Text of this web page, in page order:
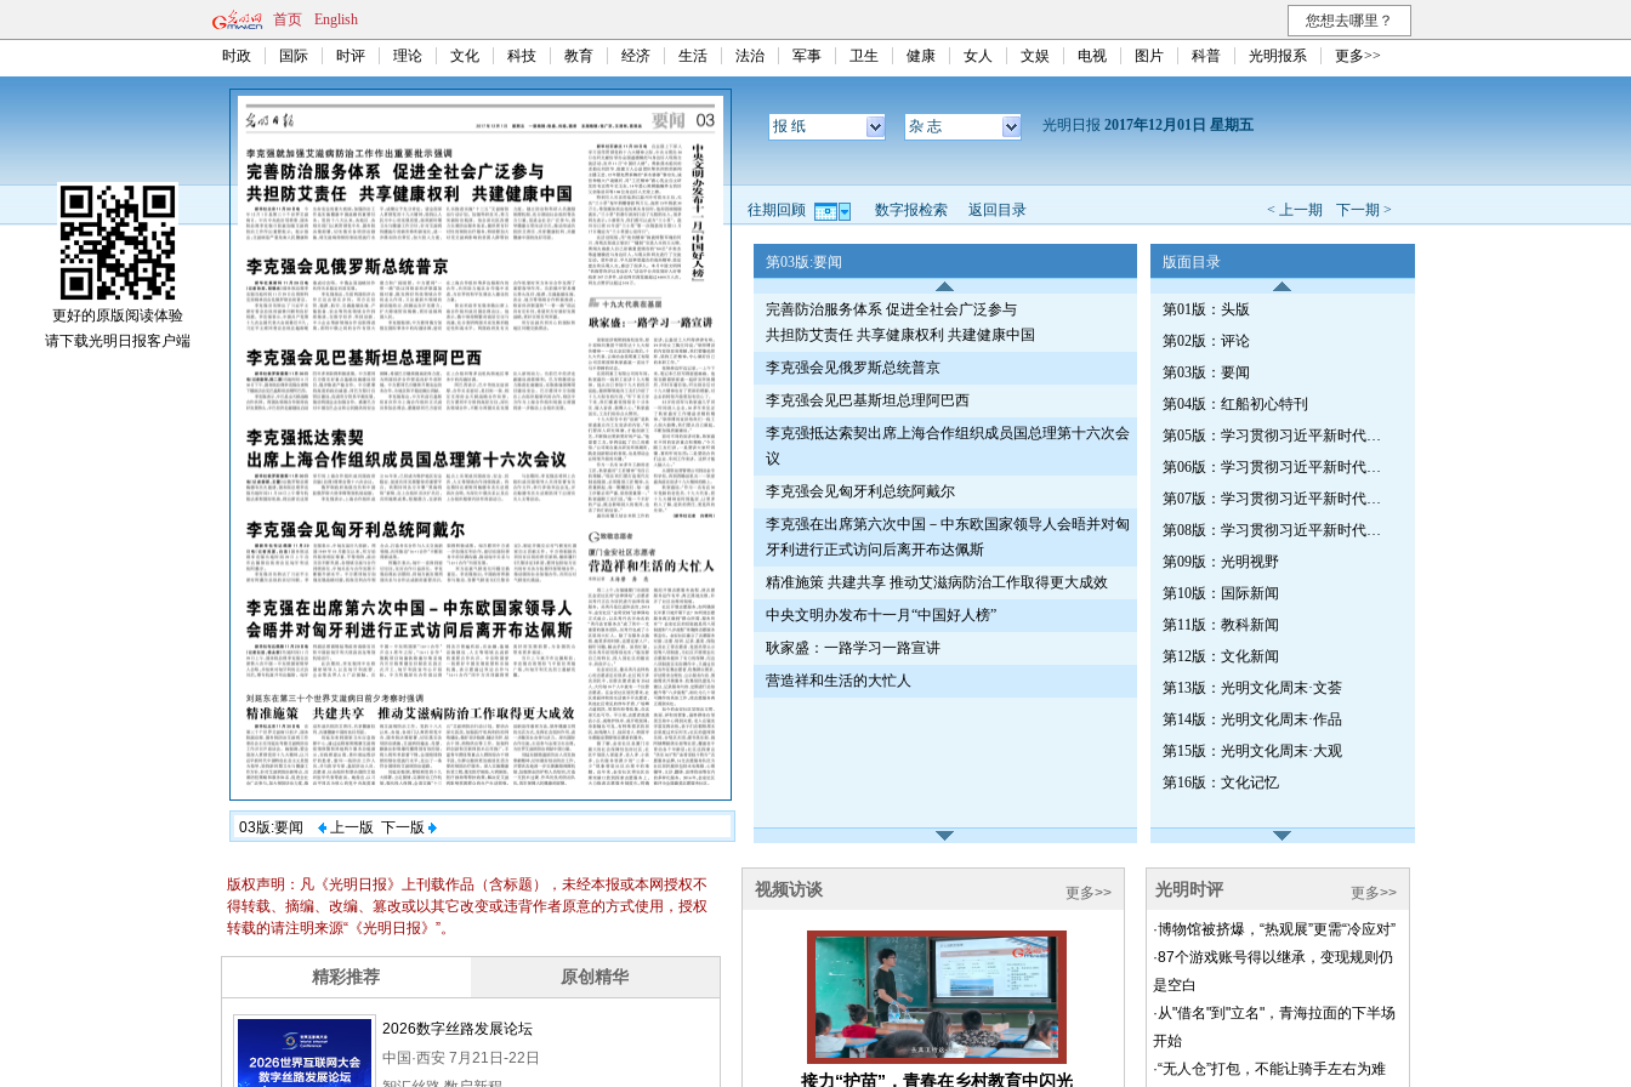
首页 English 您想去哪里？
时政 国际 时评 理论 文化 科技 教育 经济 生活 法治 军事 卫生 健康 女人 文娱 电视 图片 科普 光明报系 更多>>
03版:要闻 上一版 下一版
报 纸 杂 志 光明日报 2017年12月01日 星期五
< 上一期 下一期 >
往期回顾 数字报检索 返回目录
第03版:要闻
完善防治服务体系 促进全社会广泛参与
共担防艾责任 共享健康权利 共建健康中国
李克强会见俄罗斯总统普京
李克强会见巴基斯坦总理阿巴西
李克强抵达索契出席上海合作组织成员国总理第十六次会
议
李克强会见匈牙利总统阿戴尔
李克强在出席第六次中国－中东欧国家领导人会晤并对匈
牙利进行正式访问后离开布达佩斯
精准施策 共建共享 推动艾滋病防治工作取得更大成效
中央文明办发布十一月“中国好人榜”
耿家盛：一路学习一路宣讲
营造祥和生活的大忙人
版面目录
第01版：头版
第02版：评论
第03版：要闻
第04版：红船初心特刊
第05版：学习贯彻习近平新时代中国特色社会主义思想特刊·第二十二期
第06版：学习贯彻习近平新时代中国特色社会主义思想特刊
第07版：学习贯彻习近平新时代中国特色社会主义思想特刊
第08版：学习贯彻习近平新时代中国特色社会主义思想特刊
第09版：光明视野
第10版：国际新闻
第11版：教科新闻
第12版：文化新闻
第13版：光明文化周末·文荟
第14版：光明文化周末·作品
第15版：光明文化周末·大观
第16版：文化记忆
更好的原版阅读体验
请下载光明日报客户端